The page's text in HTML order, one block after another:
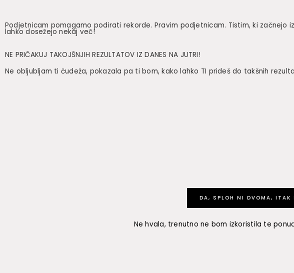
Podjetnicam pomagamo podirati rekorde. Pravim podjetnicam. Tistim, ki
lahko dosežejo nekaj več!
NE PRIČAKUJ TAKOJŠNJIH REZULTATOV IZ DANES NA JUTRI!
Ne obljubljam ti čudeža, pokazala pa ti bom, kako lahko TI prideš do takšnih
DA, SPLOH NI DVOMA, ITAK
Ne hvala, trenutno ne bom izkoristila te